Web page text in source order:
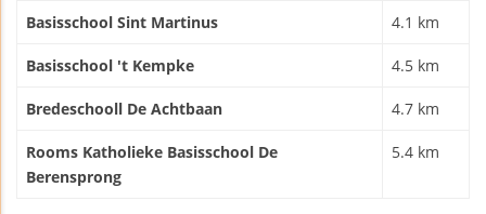
Basisschool Sint Martinus 4.1 km
Basisschool 't Kempke 4.5 km
Bredeschooll De Achtbaan 4.7 km
Rooms Katholieke Basisschool De
Berensprong
5.4 km